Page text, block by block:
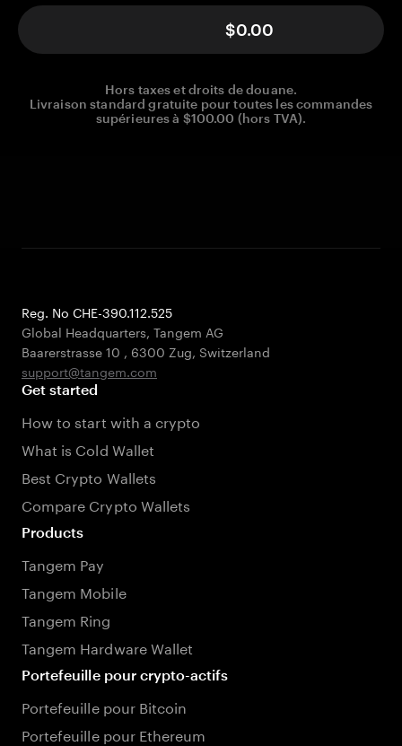
$0.00
Hors taxes et droits de douane.
Livraison standard gratuite pour toutes les commandes
supérieures à $100.00 (hors TVA).
Reg. No CHE-390.112.525
Global Headquarters, Tangem AG
Baarerstrasse 10 , 6300 Zug, Switzerland
support@tangem.com
Get started
How to start with a crypto
What is Cold Wallet
Best Crypto Wallets
Compare Crypto Wallets
Products
Tangem Pay
Tangem Mobile
Tangem Ring
Tangem Hardware Wallet
Portefeuille pour crypto-actifs
Portefeuille pour Bitcoin
Portefeuille pour Ethereum